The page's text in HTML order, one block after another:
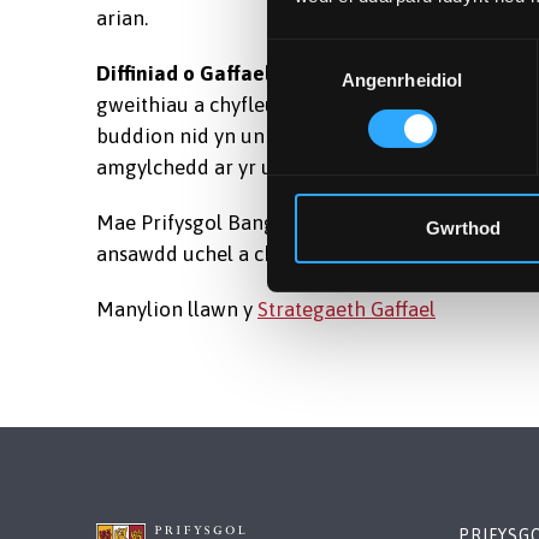
Caniatâd
Angenrheidiol
Gwrthod
arian.
Diffiniad o Gaffael:
“y broses lle mae
gweithiau a chyfleustodau mewn ffordd sy'n
buddion nid yn unig i'r sefydliad, ond hefyd i
amgylchedd ar yr un pryd.”
Mae Prifysgol Bangor wedi ymrwymo i
ansawdd uchel a chost effeithiol yn ei holl
Manylion llawn y Strategaeth Gaffael